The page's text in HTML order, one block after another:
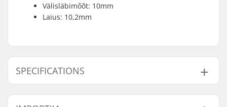
Välisläbimõõt: 10mm
Laius: 10,2mm
SPECIFICATIONS
Laagri tüüp:
Spacer